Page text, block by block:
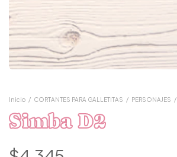
Inicio / CORTANTES PARA GALLETITAS / PERSONAJES /
Simba D2